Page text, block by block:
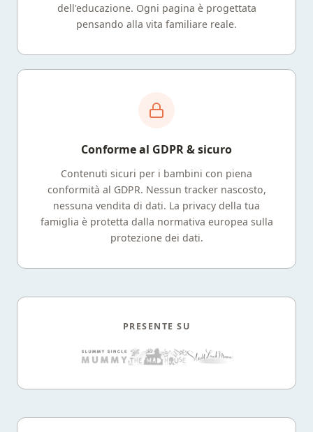
dell'educazione. Ogni pagina è progettata
pensando alla vita familiare reale.
Conforme al GDPR & sicuro
Contenuti sicuri per i bambini con piena
conformità al GDPR. Nessun tracker nascosto,
nessuna vendita di dati. La privacy della tua
famiglia è protetta dalla normativa europea sulla
protezione dei dati.
PRESENTE SU